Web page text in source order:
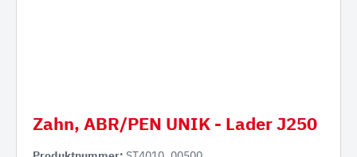
Zahn, ABR/PEN UNIK - Lader J250